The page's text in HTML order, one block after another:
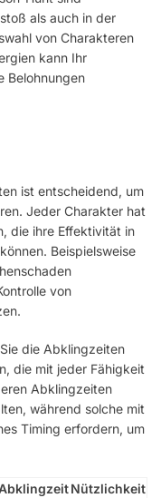
als auch in der
von Charakteren
kann Ihr
Belohnungen
ist entscheidend, um
Jeder Charakter hat
die ihre Effektivität in
Beispielsweise
von
die Abklingzeiten
die mit jeder Fähigkeit
Abklingzeiten
während solche mit
Timing erfordern, um
Nützlichkeit